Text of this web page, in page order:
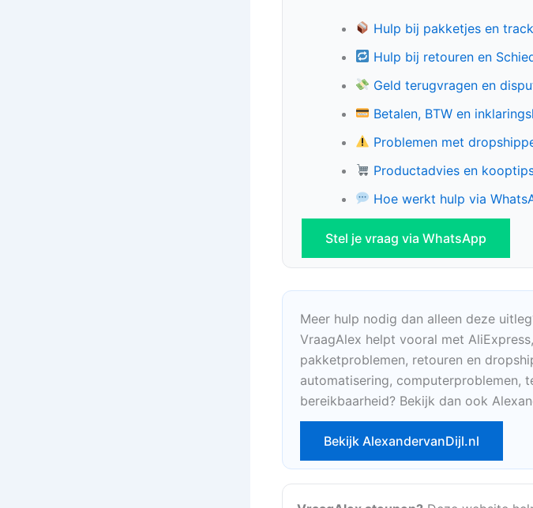
Hulp bij pakketjes en
Hulp bij retouren en
Geld terugvragen en
Betalen, BTW en
Problemen met
Productadvies en
Hoe werkt hulp via
Stel je vraag via WhatsApp
Meer hulp nodig dan alleen deze
VraagAlex helpt vooral met
pakketproblemen, retouren en
automatisering, computerproblemen,
bereikbaarheid? Bekijk dan ook
Bekijk AlexandervanDijl.nl